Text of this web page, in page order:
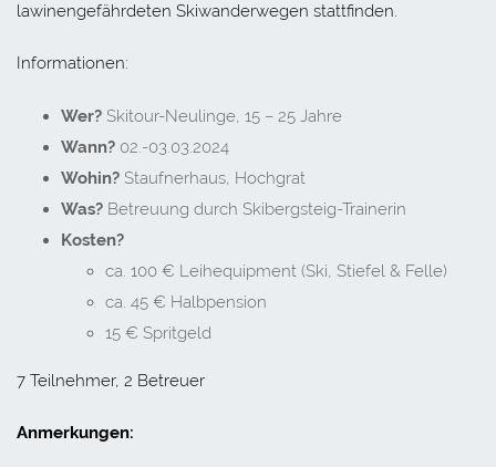
lawinengefährdeten Skiwanderwegen stattfinden.
Informationen:
Wer? Skitour-Neulinge, 15 – 25 Jahre
Wann? 02.-03.03.2024
Wohin? Staufnerhaus, Hochgrat
Was? Betreuung durch Skibergsteig-Trainerin
Kosten?
ca. 100 € Leihequipment (Ski, Stiefel & Felle)
ca. 45 € Halbpension
15 € Spritgeld
7 Teilnehmer, 2 Betreuer
Anmerkungen: